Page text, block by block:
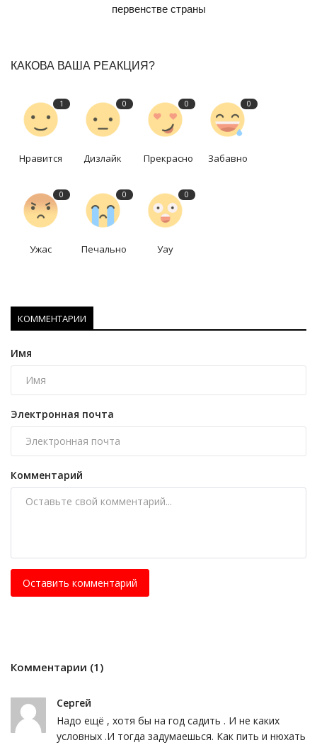
первенстве страны
КАКОВА ВАША РЕАКЦИЯ?
1
Нравится
0
Дизлайк
0
Прекрасно
0
Забавно
0
Ужас
0
Печально
0
Уау
КОММЕНТАРИИ
Имя
Электронная почта
Комментарий
Оставить комментарий
Комментарии (1)
Сергей
Надо ещё , хотя бы на год садить . И не каких
условных .И тогда задумаешься. Как пить и нюхать